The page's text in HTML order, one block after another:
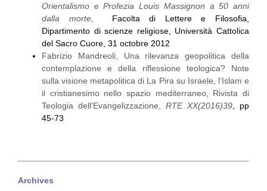
Orientalismo e Profezia Louis Massignon a 50 anni
dalla morte,
Facolta di Lettere e Filosofia,
Dipartimento di scienze religiose, Università Cattolica
del Sacro Cuore, 31 octobre 2012
Fabrizio Mandreoli, Una rilevanza geopolitica della
contemplazione e della riflessione teologica? Note
sulla visione metapolitica di La Pira su Israele, l’Islam e
il cristianesimo nello spazio mediterraneo, Rivista di
Teologia dell’Evangelizzazione, RTE XX(2016)39 , pp
45-73
Archives